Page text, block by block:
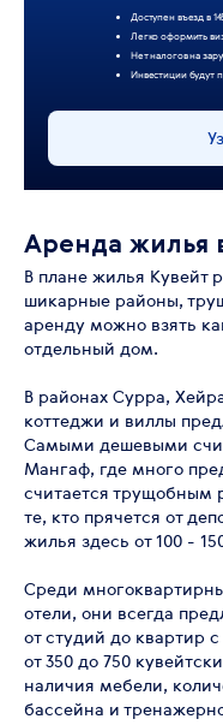
Доступен въезд в
Легко оформить
Нет налогов на
Инвестиции будут
Аренда жилья
В плане жилья Кувейт
шикарные районы,
аренду можно взять
отдельный дом.
В районах Сурра,
коттеджи и виллы
Самыми дешевыми
Мангаф, где много
считается трущобным
те, кто прячется от
жилья здесь от 100 -
Среди
отели, они всегда
от студий до квартир
от 350 до 750
наличия мебели,
бассейна и